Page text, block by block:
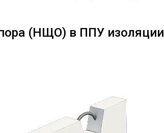
(НЩО) в ППУ изоляции